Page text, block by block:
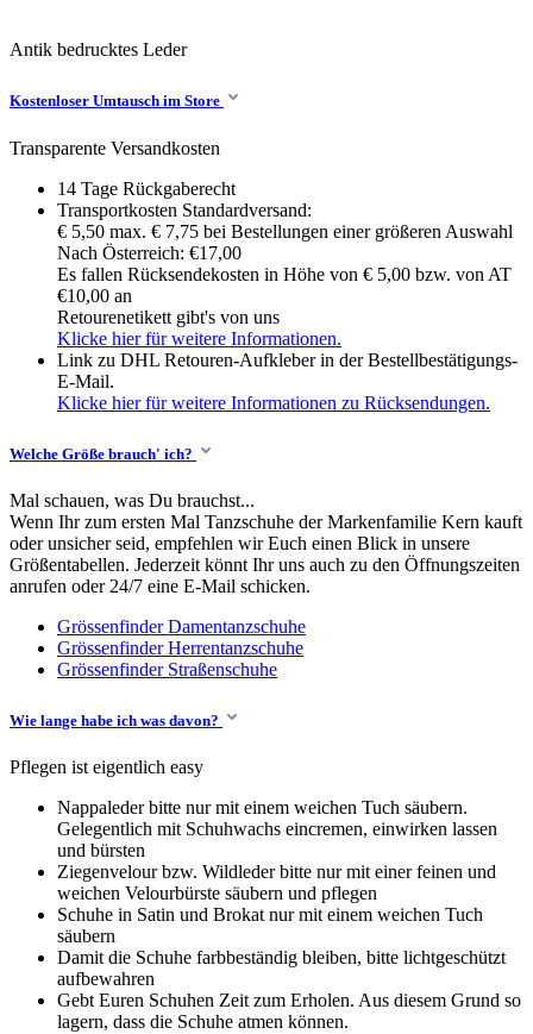
Antik bedrucktes Leder
Kostenloser Umtausch im Store
Transparente Versandkosten
14 Tage Rückgaberecht
Transportkosten Standardversand:
€ 5,50 max. € 7,75 bei Bestellungen einer größeren Auswahl
Nach Österreich: €17,00
Es fallen Rücksendekosten in Höhe von € 5,00 bzw. von AT
€10,00 an
Retourenetikett gibt's von uns
Klicke hier für weitere Informationen.
Link zu DHL Retouren-Aufkleber in der Bestellbestätigungs-
E-Mail.
Klicke hier für weitere Informationen zu Rücksendungen.
Welche Größe brauch' ich?
Mal schauen, was Du brauchst...
Wenn Ihr zum ersten Mal Tanzschuhe der Markenfamilie Kern kauft
oder unsicher seid, empfehlen wir Euch einen Blick in unsere
Größentabellen. Jederzeit könnt Ihr uns auch zu den Öffnungszeiten
anrufen oder 24/7 eine E-Mail schicken.
Grössenfinder Damentanzschuhe
Grössenfinder Herrentanzschuhe
Grössenfinder Straßenschuhe
Wie lange habe ich was davon?
Pflegen ist eigentlich easy
Nappaleder bitte nur mit einem weichen Tuch säubern.
Gelegentlich mit Schuhwachs eincremen, einwirken lassen
und bürsten
Ziegenvelour bzw. Wildleder bitte nur mit einer feinen und
weichen Velourbürste säubern und pflegen
Schuhe in Satin und Brokat nur mit einem weichen Tuch
säubern
Damit die Schuhe farbbeständig bleiben, bitte lichtgeschützt
aufbewahren
Gebt Euren Schuhen Zeit zum Erholen. Aus diesem Grund so
lagern, dass die Schuhe atmen können.